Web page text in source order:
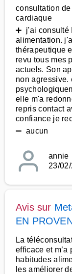
consultation
cardiaque
➕ j'ai consulté
alimentation.
thérapeutique
revu tous mes
actuels. Son
non agressive.
elle m'a
repris contact
confiance je
➖ aucun
annie
23/
Avis sur
EN
La
efficace et
habitudes
les améliorer